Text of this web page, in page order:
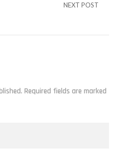
NEXT POST
Required fields are marked